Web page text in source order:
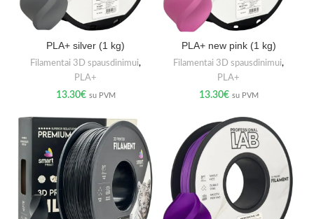
PLA+ silver (1 kg)
Filamentai 3D spausdinimui,
PLA+
13.30€ su PVM
PLA+ new pink (1 kg)
Filamentai 3D spausdinimui,
PLA+
13.30€ su PVM